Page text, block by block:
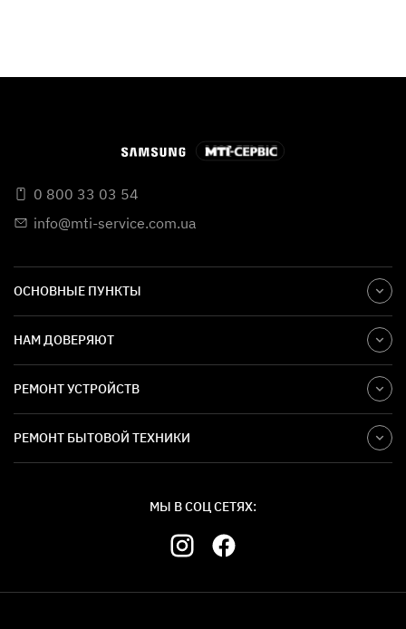
0 800 33 03 54
info@mti-service.com.ua
ОСНОВНЫЕ ПУНКТЫ
НАМ ДОВЕРЯЮТ
РЕМОНТ УСТРОЙСТВ
РЕМОНТ БЫТОВОЙ ТЕХНИКИ
МЫ В СОЦ СЕТЯХ: